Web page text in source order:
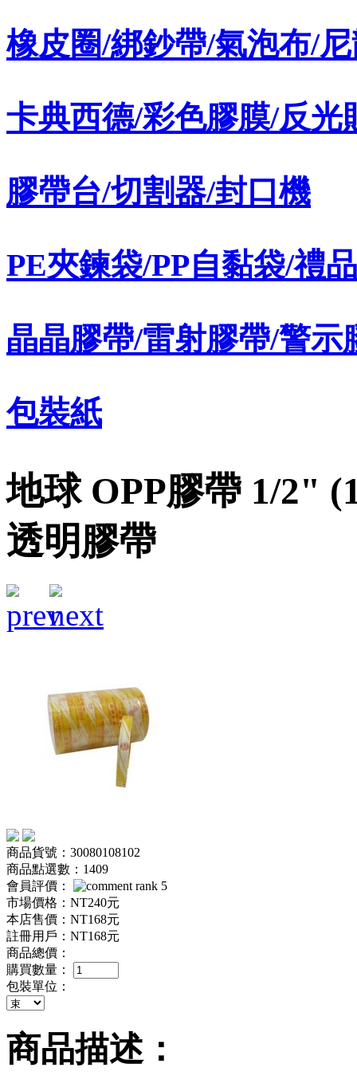
橡皮圈/綁鈔帶/氣泡布/
卡典西德/彩色膠膜/反光
膠帶台/切割器/封口機
PE夾鍊袋/PP自黏袋/禮
晶晶膠帶/雷射膠帶/警示
包裝紙
地球 OPP膠帶 1/2"
透明膠帶
商品貨號：30080108102
商品點選數：1409
會員評價：
市場價格： NT240元
本店售價： NT168元
註冊用戶： NT168元
商品總價：
購買數量：
包裝單位：
商品描述：